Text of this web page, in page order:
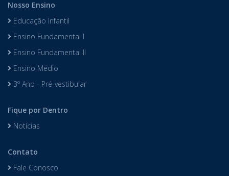
Nosso Ensino
Educação Infantil
Ensino Fundamental I
Ensino Fundamental II
Ensino Médio
3º Ano - Pré-vestibular
Fique por Dentro
Notícias
Contato
Fale Conosco